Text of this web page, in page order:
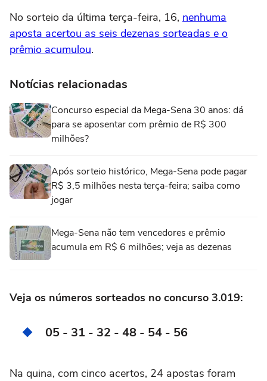
No sorteio da última terça-feira, 16, nenhuma
aposta acertou as seis dezenas sorteadas e o
prêmio acumulou.
Notícias relacionadas
Concurso especial da Mega-Sena 30 anos: dá
para se aposentar com prêmio de R$ 300
milhões?
Após sorteio histórico, Mega-Sena pode pagar
R$ 3,5 milhões nesta terça-feira; saiba como
jogar
Mega-Sena não tem vencedores e prêmio
acumula em R$ 6 milhões; veja as dezenas
Veja os números sorteados no concurso 3.019:
05 - 31 - 32 - 48 - 54 - 56
Na quina, com cinco acertos, 24 apostas foram